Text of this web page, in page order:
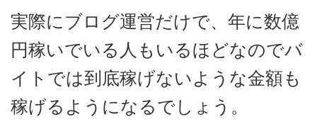
実際にブログ運営だけで、年に数億
円稼いでいる人もいるほどなのでバ
イトでは到底稼げないような金額も
稼げるようになるでしょう。